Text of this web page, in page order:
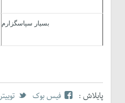
بسیار سپاسگزارم
پایلاش : فیس بوک
توییتر